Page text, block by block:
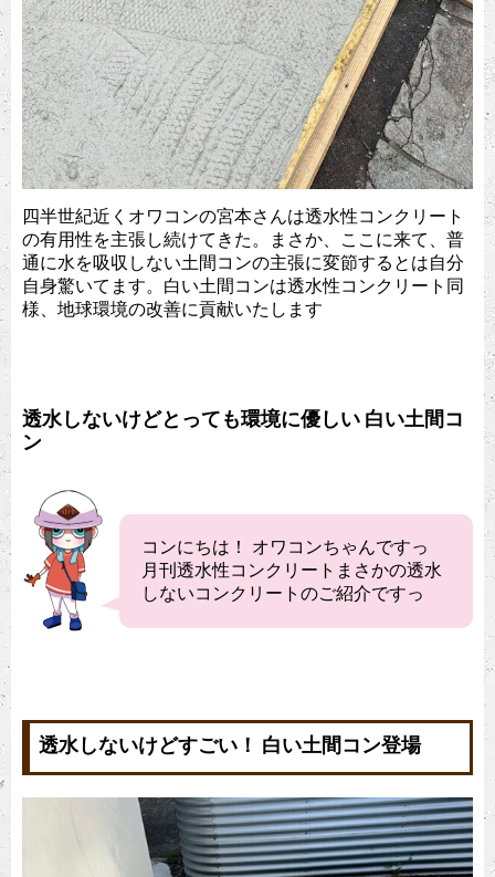
四半世紀近くオワコンの宮本さんは透水性コンクリート
の有用性を主張し続けてきた。まさか、ここに来て、普
通に水を吸収しない土間コンの主張に変節するとは自分
自身驚いてます。白い土間コンは透水性コンクリート同
様、地球環境の改善に貢献いたします
透水しないけどとっても環境に優しい 白い土間コ
ン
コンにちは！ オワコンちゃんですっ
月刊透水性コンクリートまさかの透水
しないコンクリートのご紹介ですっ
透水しないけどすごい！ 白い土間コン登場